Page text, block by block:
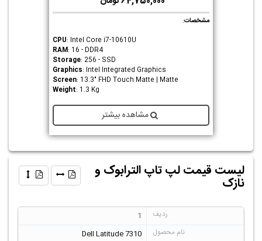
مشخصات:
CPU: Intel Core i7-10610U
RAM: 16 - DDR4
Storage: 256 - SSD
Graphics: Intel Integrated Graphics
Screen: 13.3" FHD Touch Matte | Matte
Weight: 1.3 Kg
مشاهده بیشتر
لیست قیمت لپ تاپ الترابوک و
نازک
1
Dell Latitude 7310